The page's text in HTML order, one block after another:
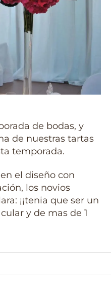
de bodas, y
de nuestras tartas
temporada.
el diseño con
los novios
¡¡tenia que ser un
y de mas de 1